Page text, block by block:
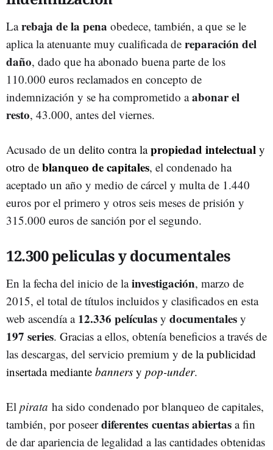
Larebaja de la pena obedece, también, a que se le
aplica la atenuante muy cualificada de reparación del
daño, dado que ha abonado buena parte de los
110.000 euros reclamados en concepto de
indemnización y se ha comprometido aabonar el
resto, 43.000, antes del viernes.
Acusado de un delito contra lapropiedad intelectual y
otro de blanqueo de capitales, el condenado ha
aceptado un año y medio de cárcel y multa de 1.440
euros por el primero y otros seis meses de prisión y
315.000 euros de sanción por el segundo.
12.300 peliculas y documentales
En la fecha del inicio de lainvestigación, marzo de
2015, el total de títulos incluidos y clasificados en esta
web ascendía a 12.336 películas y documentales y
197 series. Gracias a ellos, obtenía beneficios a través de
las descargas, del servicio premium y de la publicidad
insertada mediante banners y pop-under.
El pirata ha sido condenado por blanqueo de capitales,
también, por poseerdiferentes cuentas abiertas a fin
de dar apariencia de legalidad a las cantidades obtenidas